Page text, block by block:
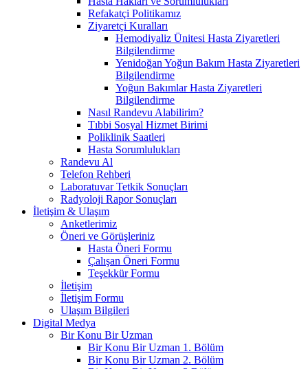
Refakatçi Politikamız
Ziyaretçi Kuralları
Hemodiyaliz Ünitesi Hasta Ziyaretleri
Bilgilendirme
Yenidoğan Yoğun Bakım Hasta Ziyaretleri
Bilgilendirme
Yoğun Bakımlar Hasta Ziyaretleri
Bilgilendirme
Nasıl Randevu Alabilirim?
Tıbbi Sosyal Hizmet Birimi
Poliklinik Saatleri
Hasta Sorumlulukları
Randevu Al
Telefon Rehberi
Laboratuvar Tetkik Sonuçları
Radyoloji Rapor Sonuçları
İletişim & Ulaşım
Anketlerimiz
Öneri ve Görüşleriniz
Hasta Öneri Formu
Çalışan Öneri Formu
Teşekkür Formu
İletişim
İletişim Formu
Ulaşım Bilgileri
Digital Medya
Bir Konu Bir Uzman
Bir Konu Bir Uzman 1. Bölüm
Bir Konu Bir Uzman 2. Bölüm